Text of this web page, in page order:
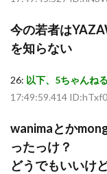
今の若者は
を知らない
26: 以下、5ちゃんね
17:49:59.414
wanimaとか
ったっけ？
どうでもいいけ